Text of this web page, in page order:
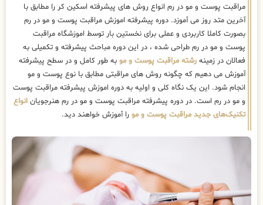
مراقبت پوست و مو در رم انواع روش های پیشرفته اسکین کر را مطابق با
آخرین متد روز می آموزد. دوره پیشرفته اموزش مراقبت پوست و مو در رم
بصورت کاملا کاربردی و عملی برای نخستین بار توسط اموزشگاه مراقبت
پوست و مو در رم طراحی شده ، در این دوره مباحث پیشرفته و تکمیلی به
فعالان در زمینه رشته مراقبت پوست و مو به طور کامل و در سطح پیشرفته
آموزش می دهیم که چگونه روش های مراقبتی مطابق با نوع پوست و مو
انجام شود. این یک نگاه کلی و اولیه به دوره اموزش پیشرفته مراقبت پوست
و مو در رم است. در دوره پیشرفته مراقبت پوست و مو در رم هنرجویان انواع
تکنیک‌های جدید مراقبت پوست و مو را آموزش خواهند دید.